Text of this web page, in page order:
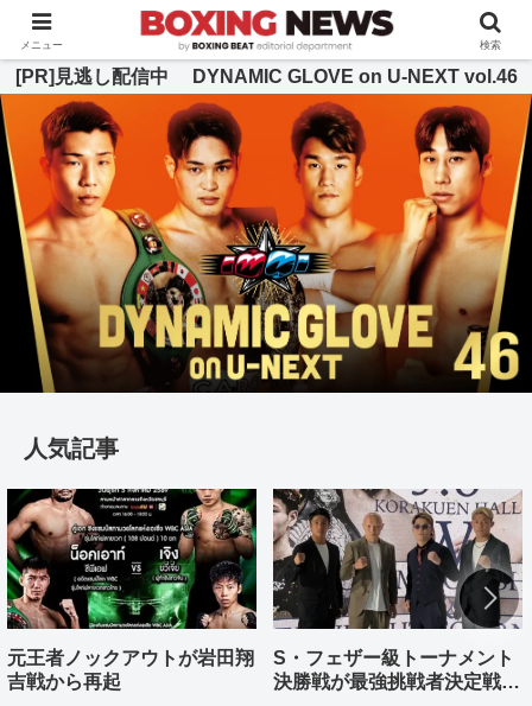
BOXING BEAT [ボクシング・ビート] 公式サイト
[PR]見逃し配信中 DYNAMIC GLOVE on U-NEXT vol.46
人気記事
元王者ノックアウトが岩田翔
吉戦から再起
S・フェザー級トーナメント
決勝戦が最強挑戦者決定戦兼
メニュー 検索